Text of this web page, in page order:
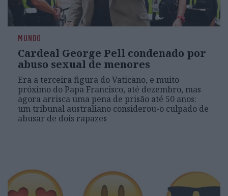
MUNDO
Cardeal George Pell condenado por
abuso sexual de menores
Era a terceira figura do Vaticano, e muito
próximo do Papa Francisco, até dezembro, mas
agora arrisca uma pena de prisão até 50 anos:
um tribunal australiano considerou-o culpado de
abusar de dois rapazes